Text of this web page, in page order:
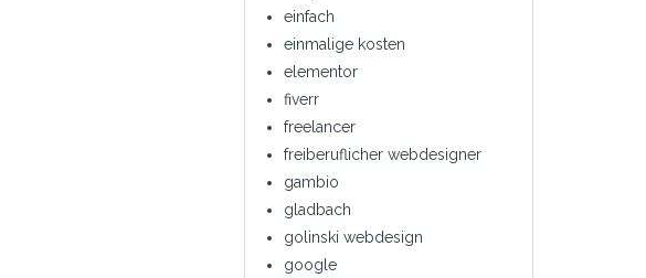
einfach
einmalige kosten
elementor
fiverr
freelancer
freiberuflicher webdesigner
gambio
gladbach
golinski webdesign
google